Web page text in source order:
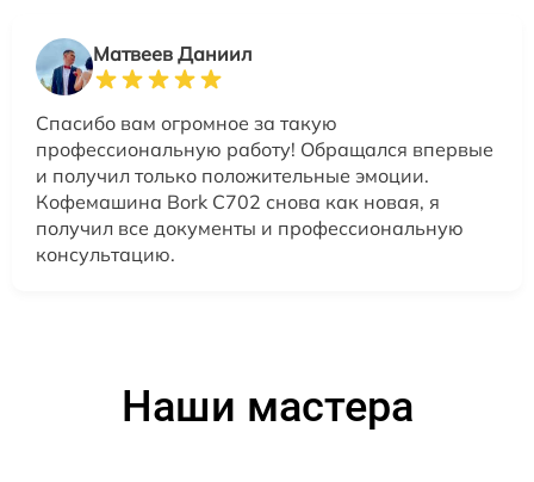
Матвеев Даниил
Спасибо вам огромное за такую
профессиональную работу! Обращался впервые
и получил только положительные эмоции.
Кофемашина Bork C702 снова как новая, я
получил все документы и профессиональную
консультацию.
Наши мастера